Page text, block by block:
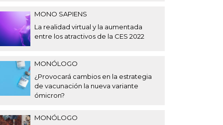
MONO SAPIENS
La realidad virtual y la aumentada
entre los atractivos de la CES 2022
MONÓLOGO
¿Provocará cambios en la estrategia
de vacunación la nueva variante
ómicron?
MONÓLOGO